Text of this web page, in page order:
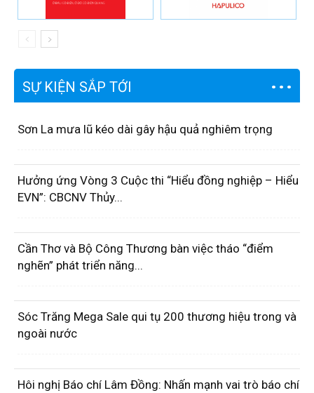
SỰ KIỆN SẮP TỚI
Sơn La mưa lũ kéo dài gây hậu quả nghiêm trọng
Hưởng ứng Vòng 3 Cuộc thi “Hiểu đồng nghiệp – Hiểu
EVN”: CBCNV Thủy...
Cần Thơ và Bộ Công Thương bàn việc tháo “điểm
nghẽn” phát triển năng...
Sóc Trăng Mega Sale qui tụ 200 thương hiệu trong và
ngoài nước
Hôi nghị Báo chí Lâm Đồng: Nhấn mạnh vai trò báo chí